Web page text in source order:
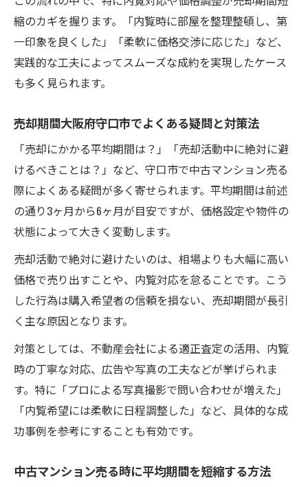
縮のカギを握ります。「内覧時に部屋を整理整頓し、第
一印象を良くした」「柔軟に価格交渉に応じた」など、
実践的な工夫によってスムーズな成約を実現したケース
も多く見られます。
売却期間大阪府守口市でよくある疑問と対策法
「売却にかかる平均期間は？」「売却活動中に絶対に避
けるべきことは？」など、守口市で中古マンション売る
際によくある疑問が多く寄せられます。平均期間は前述
の通り3ヶ月から6ヶ月が目安ですが、価格設定や物件の
状態によって大きく変動します。
売却活動で絶対に避けたいのは、相場よりも大幅に高い
価格で売り出すことや、内覧対応を怠ることです。こう
した行為は購入希望者の信頼を損ない、売却期間が長引
く主な原因となります。
対策としては、不動産会社による適正査定の活用、内覧
時の丁寧な対応、広告や写真の工夫などが挙げられま
す。特に「プロによる写真撮影で問い合わせが増えた」
「内覧希望には柔軟に日程調整した」など、具体的な成
功事例を参考にすることも有効です。
中古マンション売る時に平均期間を短縮する方法